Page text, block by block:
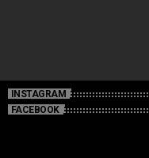
INSTAGRAM
FACEBOOK